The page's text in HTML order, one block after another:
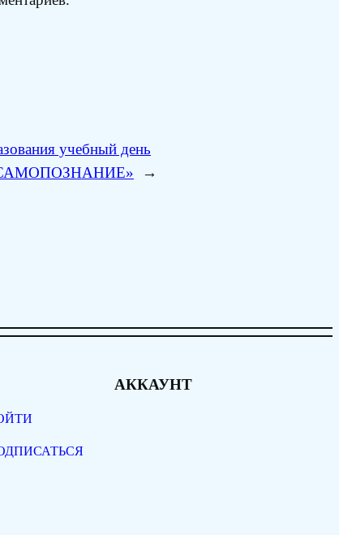
учебный день
«САМОПОЗНАНИЕ»
→
АККАУНТ